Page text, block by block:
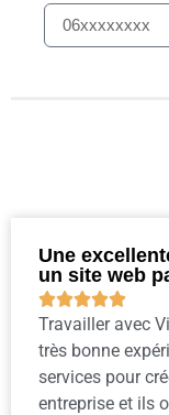
Une
un site web

Travailler avec
très bonne
services pour
entreprise et ils